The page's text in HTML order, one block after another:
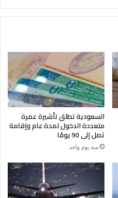
السعودية تطلق تأشيرة عمرة
متعددة الدخول لمدة عام وإقامة
تصل إلى 90 يومًا
منذ يوم واحد